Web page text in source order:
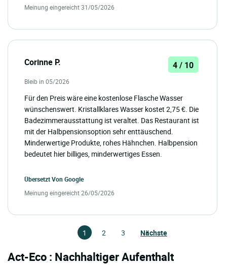
Meinung eingereicht 31/05/2026
Corinne P. 4 / 10
Bleib in 05/2026
Für den Preis wäre eine kostenlose Flasche Wasser
wünschenswert. Kristallklares Wasser kostet 2,75 €. Die
Badezimmerausstattung ist veraltet. Das Restaurant ist
mit der Halbpensionsoption sehr enttäuschend.
Minderwertige Produkte, rohes Hähnchen. Halbpension
bedeutet hier billiges, minderwertiges Essen.
Übersetzt Von Google
Meinung eingereicht 26/05/2026
1 2 3 Nächste
Act-Eco : Nachhaltiger Aufenthalt